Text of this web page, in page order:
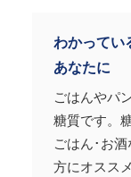
わかってい
あなたに
ごはんやパ
糖質です。
ごはん･お
方にオスス